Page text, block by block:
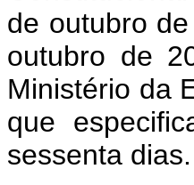
de outubro
outubro de
Ministério da
que
sessenta dias.